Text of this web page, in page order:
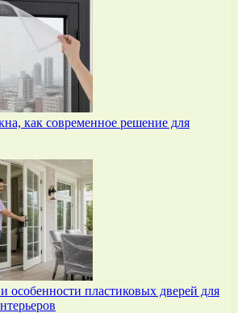
как современное решение для
особенности пластиковых дверей для